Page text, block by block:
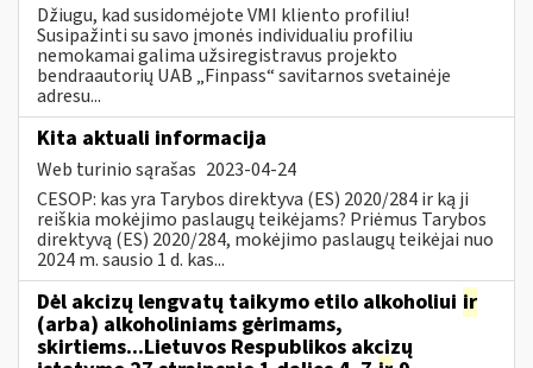
Džiugu, kad susidomėjote VMI kliento profiliu!
Susipažinti su savo įmonės individualiu profiliu
nemokamai galima užsiregistravus projekto
bendraautorių UAB „Finpass“ savitarnos svetainėje
adresu...
Kita aktuali informacija
Web turinio sąrašas 2023-04-24
CESOP: kas yra Tarybos direktyva (ES) 2020/284 ir ką ji
reiškia mokėjimo paslaugų teikėjams? Priėmus Tarybos
direktyvą (ES) 2020/284, mokėjimo paslaugų teikėjai nuo
2024 m. sausio 1 d. kas...
Dėl akcizų lengvatų taikymo etilo alkoholiui ir
(arba) alkoholiniams gėrimams,
skirtiems...Lietuvos Respublikos akcizų